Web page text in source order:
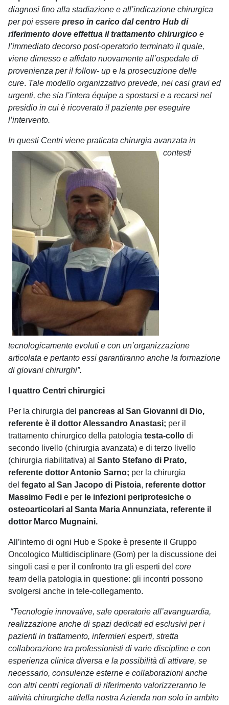
diagnosi fino alla stadiazione e all’indicazione chirurgica
per poi essere preso in carico dal centro Hub di
riferimento dove effettua il trattamento chirurgico e
l’immediato decorso post-operatorio terminato il quale,
viene dimesso e affidato nuovamente all’ospedale di
provenienza per il follow- up e la prosecuzione delle
cure. Tale modello organizzativo prevede, nei casi gravi ed
urgenti, che sia l’intera équipe a spostarsi e a recarsi nel
presidio in cui è ricoverato il paziente per eseguire
l’intervento.
In questi Centri viene praticata chirurgia avanzata in
contesti
tecnologicamente evoluti e con un’organizzazione
articolata e pertanto essi garantiranno anche la formazione
di giovani chirurghi”.
I quattro Centri chirurgici
Per la chirurgia del pancreas al San Giovanni di Dio,
referente è il dottor Alessandro Anastasi; per il
trattamento chirurgico della patologia testa-collo di
secondo livello (chirurgia avanzata) e di terzo livello
(chirurgia riabilitativa) al Santo Stefano di Prato,
referente dottor Antonio Sarno; per la chirurgia
del fegato al San Jacopo di Pistoia, referente dottor
Massimo Fedi e per le infezioni periprotesiche o
osteoarticolari al Santa Maria Annunziata, referente il
dottor Marco Mugnaini.
All’interno di ogni Hub e Spoke è presente il Gruppo
Oncologico Multidisciplinare (Gom) per la discussione dei
singoli casi e per il confronto tra gli esperti del core
team della patologia in questione: gli incontri possono
svolgersi anche in tele-collegamento.
“Tecnologie innovative, sale operatorie all’avanguardia,
realizzazione anche di spazi dedicati ed esclusivi per i
pazienti in trattamento, infermieri esperti, stretta
collaborazione tra professionisti di varie discipline e con
esperienza clinica diversa e la possibilità di attivare, se
necessario, consulenze esterne e collaborazioni anche
con altri centri regionali di riferimento valorizzeranno le
attività chirurgiche della nostra Azienda non solo in ambito